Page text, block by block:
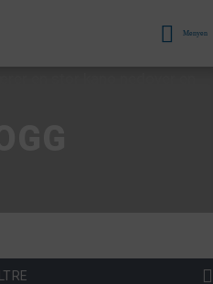
Menyen